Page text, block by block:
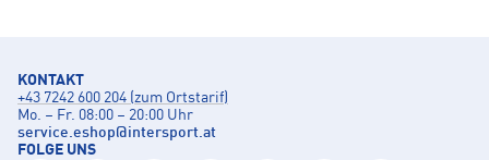
KONTAKT
+43 7242 600 204 (zum Ortstarif)
Mo. – Fr. 08:00 – 20:00 Uhr
service.eshop@intersport.at
FOLGE UNS